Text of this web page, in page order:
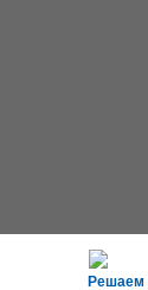
Решаем